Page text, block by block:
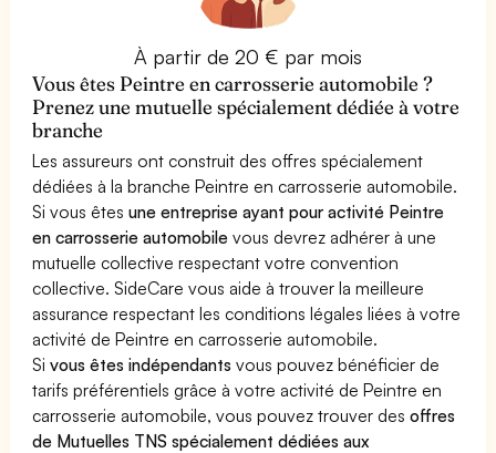
À partir de 20 € par mois
Vous êtes Peintre en carrosserie automobile ?
Prenez une mutuelle spécialement dédiée à votre
branche
Les assureurs ont construit des offres spécialement
dédiées à la branche Peintre en carrosserie automobile.
Si vous êtesune entreprise ayant pour activité Peintre
en carrosserie automobile vous devrez adhérer à une
mutuelle collective respectant votre convention
collective. SideCare vous aide à trouver la meilleure
assurance respectant les conditions légales liées à votre
activité de Peintre en carrosserie automobile.
Sivous êtes indépendants vous pouvez bénéficier de
tarifs préférentiels grâce à votre activité de Peintre en
carrosserie automobile, vous pouvez trouver desoffres
de Mutuelles TNS spécialement dédiées aux